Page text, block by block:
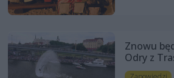
Znowu
Odry z